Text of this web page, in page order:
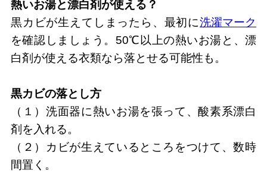
熱いお湯と漂白剤が使える？
黒カビが生えてしまったら、最初に洗濯マーク
を確認しましょう。50℃以上の熱いお湯と、漂
白剤が使える衣類なら落とせる可能性も。
黒カビの落とし方
（１）洗面器に熱いお湯を張って、酸素系漂白
剤を入れる。
（２）カビが生えているところをつけて、数時
間置く。